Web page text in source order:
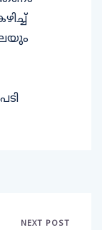
NEXT POST